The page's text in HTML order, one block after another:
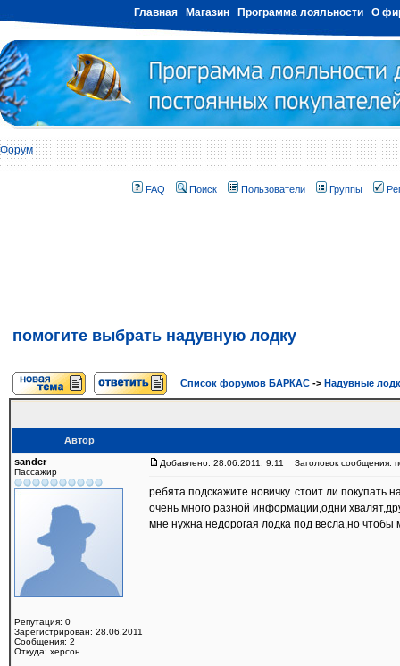
Главная Магазин Программа лояльности О
Форум
FAQ Поиск Пользователи Группы
помогите выбрать надувную лодку
Список форумов БАРКАС -> Надувные
Автор
sander
Пассажир
Репутация: 0
Зарегистрирован: 28.06.2011
Сообщения: 2
Откуда: херсон
Добавлено: 28.06.2011, 9:11 Заголовок сообщения:
ребята подскажите новичку. стоит ли покупать
очень много разной информации,одни
мне нужна недорогая лодка под весла,но